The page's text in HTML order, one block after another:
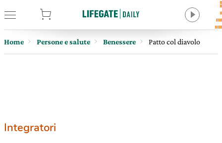
Home Persone e salute Benessere Patto col diavolo
Integratori